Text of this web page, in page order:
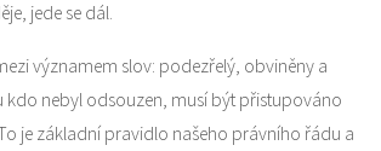
jede se dál.
významem slov: podezřelý, obviněny a
kdo nebyl odsouzen, musí být přistupováno
je základní pravidlo našeho právního řádu a